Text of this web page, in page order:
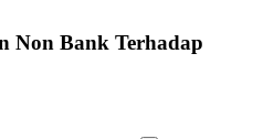
Non Bank Terhadap